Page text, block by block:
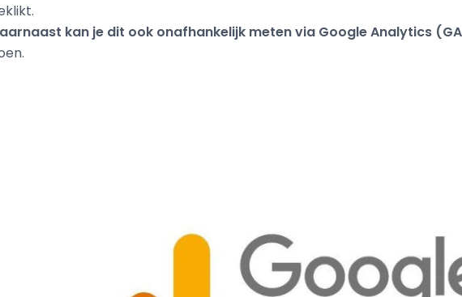
kan je dit ook onafhankelijk meten via Google Analytics